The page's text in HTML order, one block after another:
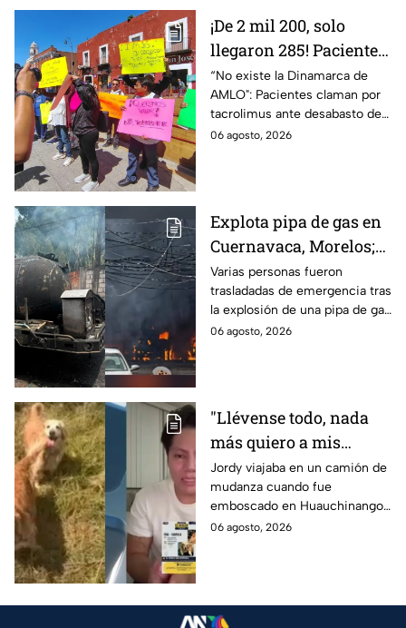
¡De 2 mil 200, solo
llegaron 285! Pacientes
claman por
medicamentos ante
desabasto en IMSS
Puebla
“No existe la Dinamarca de
AMLO": Pacientes claman por
tacrolimus ante desabasto de
medicamentos en hospital del
06 agosto, 2026
Explota pipa de gas en
Cuernavaca, Morelos;
se reportan más de 20
personas con
quemaduras
Varias personas fueron
trasladadas de emergencia tras
la explosión de una pipa de gas
cerca de la colonia Las
06 agosto, 2026
"Llévense todo, nada
más quiero a mis
perritas": Asaltan a un
joven, vacían sus
cuentas y le roban a sus
mascotas en
Jordy viajaba en un camión de
mudanza cuando fue
emboscado en Huauchinango,
Puebla, Además de quitarle
06 agosto, 2026